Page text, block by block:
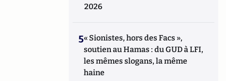
2026
5« Sionistes, hors des Facs »,
soutien au Hamas : du GUD à LFI,
les mêmes slogans, la même
haine